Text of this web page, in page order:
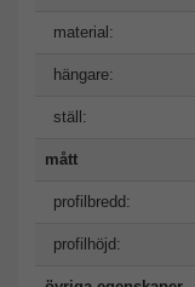
material:
hängare:
ställ:
mått
profilbredd:
profilhöjd: